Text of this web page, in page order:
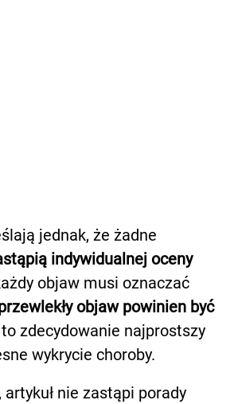
jednak, że żadne
indywidualnej oceny
objaw musi oznaczać
objaw powinien być
zdecydowanie najprostszy
wykrycie choroby.
nie zastąpi porady